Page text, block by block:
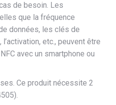
de besoin. Les
que la fréquence
données, les clés de
etc., peuvent être
avec un smartphone ou
Ce produit nécessite 2